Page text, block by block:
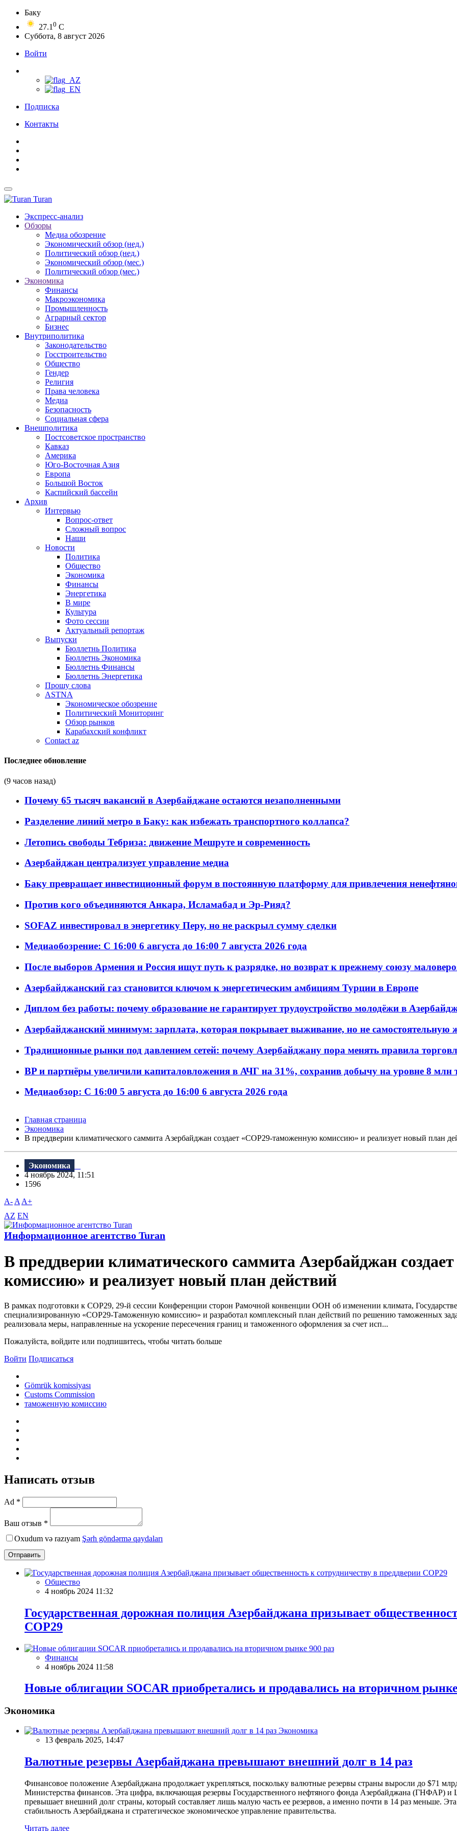
Баку
27.1 0 C
Суббота, 8 август 2026
Войти
Подписка
Контакты
Turan
Экспресс-анализ
Обзоры
Медиа обозрение
Экономический обзор (нед.)
Политический обзор (нед.)
Экономический обзор (мес.)
Политический обзор (мес.)
Экономика
Финансы
Макроэкономика
Промышленность
Аграрный сектор
Бизнес
Внутриполитика
Законодательство
Госстроительство
Общество
Гендер
Религия
Права человека
Медиа
Безопасность
Социальная сфера
Внешполитика
Постсоветское пространство
Кавказ
Америка
Юго-Восточная Азия
Европа
Большой Восток
Каспийский бассейн
Архив
Интервью
Вопрос-ответ
Сложный вопрос
Наши
Новости
Политика
Общество
Экономика
Финансы
Энергетика
В мире
Культура
Фото сессии
Актуальный репортаж
Выпуски
Бюллетнь Политика
Бюллетнь Экономика
Бюллетнь Финансы
Бюллетнь Энергетика
Прошу слова
ASTNA
Экономическое обозрение
Политический Мониторинг
Обзор рынков
Карабахский конфликт
Contact az
Последнее обновление
(9 часов назад)
Почему 65 тысяч вакансий в Азербайджане остаются незаполненными
Разделение линий метро в Баку: как избежать транспортного коллапса?
Летопись свободы Тебриза: движение Мешруте и современность
Азербайджан централизует управление медиа
Баку превращает инвестиционный форум в постоянную платформу для привлечения
Против кого объединяются Анкара, Исламабад и Эр-Рияд?
SOFAZ инвестировал в энергетику Перу, но не раскрыл сумму сделки
Медиаобозрение: С 16:00 6 августа до 16:00 7 августа 2026 года
После выборов Армения и Россия ищут путь к разрядке, но возврат к прежнему союзу
Азербайджанский газ становится ключом к энергетическим амбициям Турции в Европе
Диплом без работы: почему образование не гарантирует трудоустройство молодёжи в
Азербайджанский минимум: зарплата, которая покрывает выживание, но не самостоятельную
Традиционные рынки под давлением сетей: почему Азербайджану пора менять правила
BP и партнёры увеличили капиталовложения в АЧГ на 31%, сохранив добычу на уровне 8 млн
Медиаобзор: С 16:00 5 августа до 16:00 6 августа 2026 года
Главная страница
Экономика
В преддверии климатического саммита Азербайджан создает «COP29-таможенную комиссию» и реализует новый план
Экономика
4 ноябрь 2024, 11:51
1596
A- A A+
AZ EN
Информационное агентство Turan
В преддверии климатического саммита Азербайджан
комиссию» и реализует новый план действий
В рамках подготовки к COP29, 29-й сессии Конференции сторон Рамочной конвенции ООН об изменении климата,
специализированную «COP29-Таможенную комиссию» и разработал комплексный план действий по решению таможенных
реализовала меры, направленные на ускорение пересечения границ и таможенного оформления за счет исп...
Пожалуйста, войдите или подпишитесь, чтобы читать больше
Войти Подписаться
Gömrük komissiyası
Customs Commission
таможенную комиссию
Написать отзыв
Ad *
Ваш отзыв *
Oxudum və razıyam Şərh göndərmə qaydaları
Отправить
Общество
4 ноябрь 2024 11:32
Государственная дорожная полиция Азербайджана призывает
COP29
Финансы
4 ноябрь 2024 11:58
Новые облигации SOCAR приобретались и продавались на вторичном
Экономика
Экономика
13 февраль 2025, 14:47
Валютные резервы Азербайджана превышают внешний долг в 14 раз
Финансовое положение Азербайджана продолжает укрепляться, поскольку валютные резервы страны выросли до $71
Министерства финансов. Эта цифра, включающая резервы Государственного нефтяного фонда Азербайджана (ГНФАР) и
превышает внешний долг страны, который составляет лишь малую часть ее резервов, а именно почти в 14 раз меньше.
стабильность Азербайджана и стратегическое экономическое управление правительства.
Читать далее